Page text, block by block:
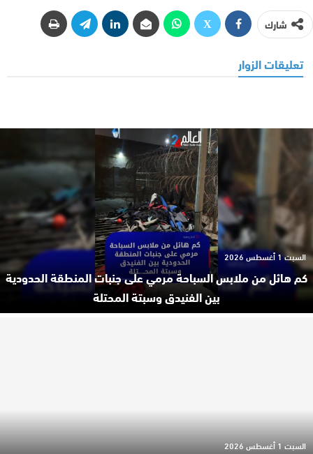
شارك
تعليقات الزوار
كم هائل من ملابس السباحة مرمي على جنبات المنطقة الحدودية
بين الفنيدق وسبتة المحتلة
السبت 1 أغسطس 2026
السبت 1 أغسطس 2026